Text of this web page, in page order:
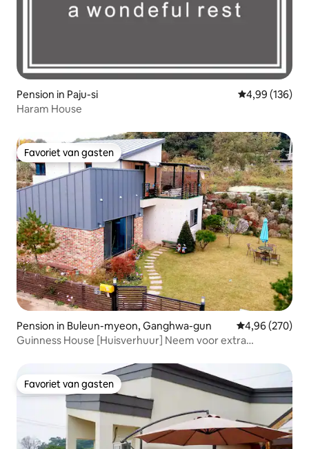
Pension in Paju-si Gemiddelde
4,99 (136)
Haram House
Favoriet van gasten
Favoriet van gasten
Pension in Buleun-myeon, Ganghwa-gun Gemiddelde
4,96 (270)
Guinness House [Huisverhuur] Neem voor extra
Favoriet van gasten
Favoriet van gasten